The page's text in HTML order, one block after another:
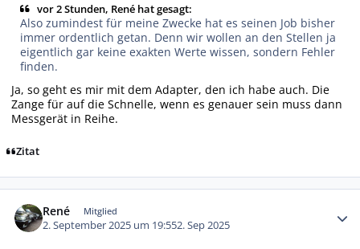
vor 2 Stunden, René hat gesagt:
Also zumindest für meine Zwecke hat es seinen Job bisher
immer ordentlich getan. Denn wir wollen an den Stellen ja
eigentlich gar keine exakten Werte wissen, sondern Fehler
finden.
Ja, so geht es mir mit dem Adapter, den ich habe auch. Die
Zange für auf die Schnelle, wenn es genauer sein muss dann
Messgerät in Reihe.
Zitat
René Mitglied
2. September 2025 um 19:552. Sep 2025